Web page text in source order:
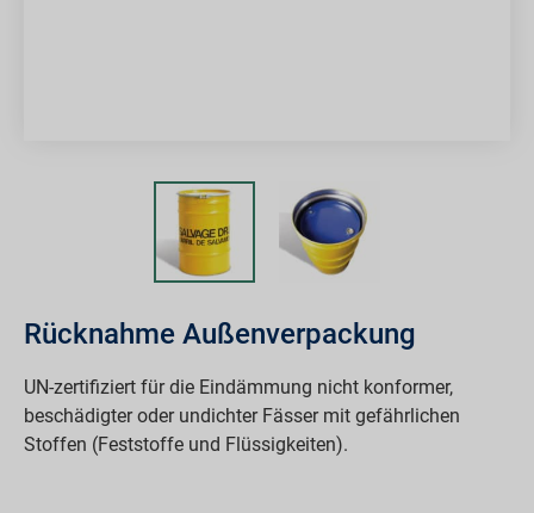
Rücknahme Außenverpackung
UN-zertifiziert für die Eindämmung nicht konformer,
beschädigter oder undichter Fässer mit gefährlichen
Stoffen (Feststoffe und Flüssigkeiten).